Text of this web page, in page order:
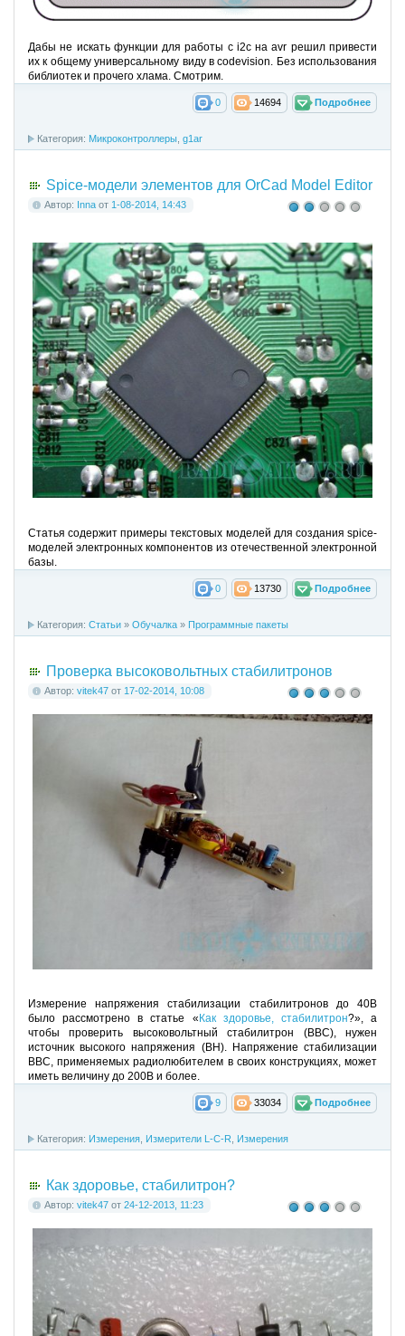
Дабы не искать функции для работы с i2c на avr решил привести
их к общему универсальному виду в codevision. Без использования
библиотек и прочего хлама. Смотрим.
Подробнее
14694
0
Категория: Микроконтроллеры g1ar
Spice-модели элементов для OrCad Model Editor
Автор: Inna от 1-08-2014, 14:43
Статья содержит примеры текстовых моделей для создания spice-
моделей электронных компонентов из отечественной электронной
базы.
Подробнее
13730
0
Категория: Cтатьи » Обучалка » Программные пакеты
Проверка высоковольтных стабилитронов
Автор: vitek47 от 17-02-2014, 10:08
Измерение напряжения стабилизации стабилитронов до 40В
было рассмотрено в статье « Как здоровье, стабилитрон?», а
чтобы проверить высоковольтный стабилитрон (ВВС), нужен
источник высокого напряжения (ВН). Напряжение стабилизации
ВВС, применяемых радиолюбителем в своих конструкциях, может
иметь величину до 200В и более.
Подробнее
33034
9
Категория: Измерения Измерители L-C-R Измерения
Как здоровье, стабилитрон?
Автор: vitek47 от 24-12-2013, 11:23